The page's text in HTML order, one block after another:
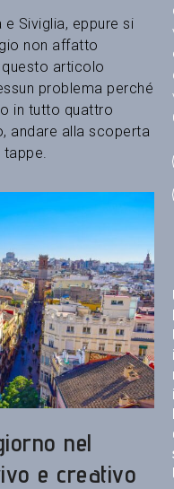
Siviglia, eppure si
non affatto
articolo
problema perché
in tutto quattro
andare alla scoperta
tappe.
nel
e creativo